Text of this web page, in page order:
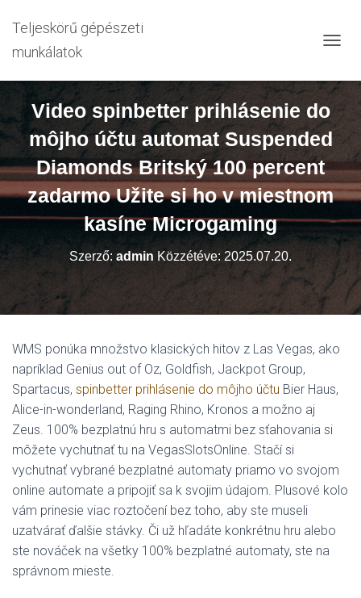
Teljeskörű gépészeti
munkálatok
V
G
Á
C
I
B
E
-
/
K
K
P
S
Á
Video spinbetter prihlásenie do
môjho účtu automat Suspended
Diamonds Britský 100 percent
zadarmo Užite si ho v miestnom
kasíne Microgaming
Szerző: admin Közzétéve: 2025.07.20.
WMS ponúka množstvo klasických hitov z Las Vegas, ako
napríklad Genius out of Oz, Goldfish, Jackpot Group,
Spartacus, spinbetter prihlásenie do môjho účtu Bier Haus,
Alice-in-wonderland, Raging Rhino, Kronos a možno aj
Zeus. 100% bezplatnú hru s automatmi bez sťahovania si
môžete vychutnať tu na VegasSlotsOnline. Stačí si
vychutnať vybrané bezplatné automaty priamo vo svojom
online automate a pripojiť sa k svojim údajom. Plusové kolo
vám prinesie viac roztočení bez toho, aby ste museli
uzatvárať ďalšie stávky. Či už hľadáte konkrétnu hru alebo
ste nováček na všetky 100% bezplatné automaty, ste na
správnom mieste.